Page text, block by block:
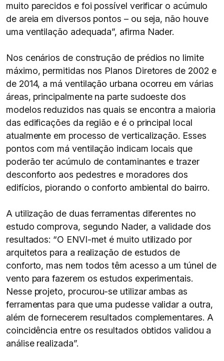
muito parecidos e foi possível verificar o acúmulo
de areia em diversos pontos – ou seja, não houve
uma ventilação adequada”, afirma Nader.
Nos cenários de construção de prédios no limite
máximo, permitidas nos Planos Diretores de 2002 e
de 2014, a má ventilação urbana ocorreu em várias
áreas, principalmente na parte sudoeste dos
modelos reduzidos nas quais se encontra a maioria
das edificações da região e é o principal local
atualmente em processo de verticalização. Esses
pontos com má ventilação indicam locais que
poderão ter acúmulo de contaminantes e trazer
desconforto aos pedestres e moradores dos
edifícios, piorando o conforto ambiental do bairro.
A utilização de duas ferramentas diferentes no
estudo comprova, segundo Nader, a validade dos
resultados: “O ENVI-met é muito utilizado por
arquitetos para a realização de estudos de
conforto, mas nem todos têm acesso a um túnel de
vento para fazerem os estudos experimentais.
Nesse projeto, procurou-se utilizar ambas as
ferramentas para que uma pudesse validar a outra,
além de fornecerem resultados complementares. A
coincidência entre os resultados obtidos validou a
análise realizada”.